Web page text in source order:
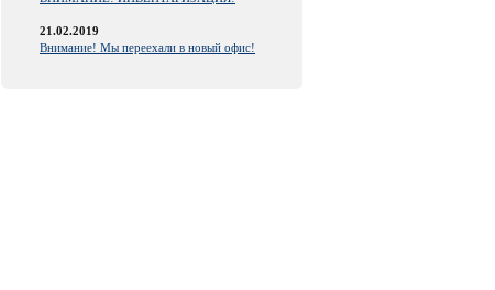
21.02.2019
Внимание! Мы переехали в новый офис!